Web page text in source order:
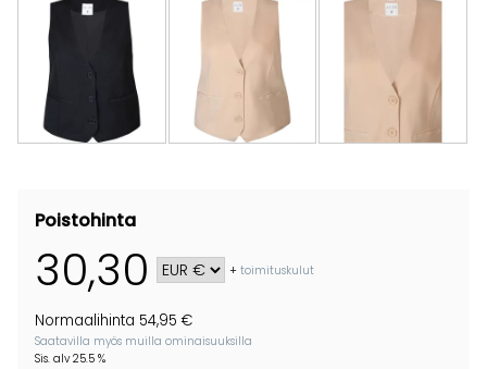
Poistohinta
30,30 +toimituskulut
Normaalihinta 54,95 €
Saatavilla myös muilla ominaisuuksilla
Sis. alv 25.5 %